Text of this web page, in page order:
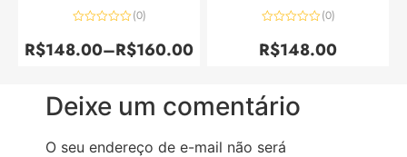
0
de
(0)
R$148.00–R$160.00
0
de
(0)
R$148.00
Deixe um comentário
O seu endereço de e-mail não será